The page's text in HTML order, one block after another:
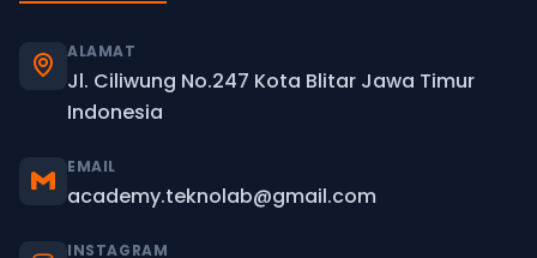
ALAMAT
Jl. Ciliwung No.247 Kota Blitar Jawa Timur
Indonesia
EMAIL
academy.teknolab@gmail.com
INSTAGRAM